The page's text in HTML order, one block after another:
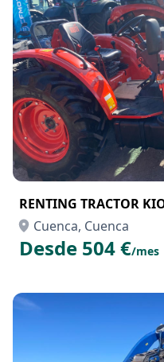
RENTING TRACTOR
Cuenca, Cuenca
Desde 504 €/mes